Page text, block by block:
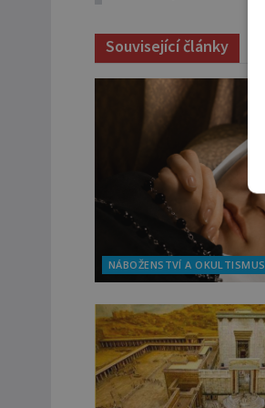
Související články
NÁBOŽENSTVÍ A OKULTISMUS